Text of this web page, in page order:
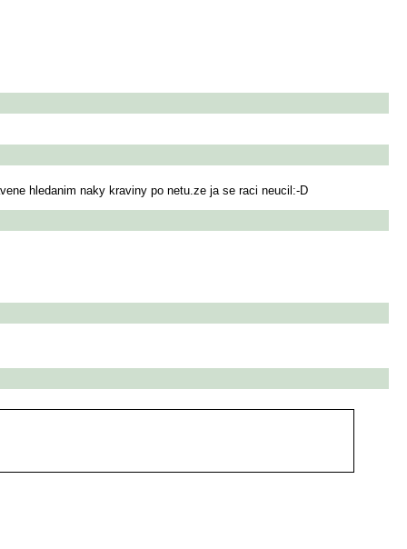
hledanim naky kraviny po netu.ze ja se raci neucil:-D